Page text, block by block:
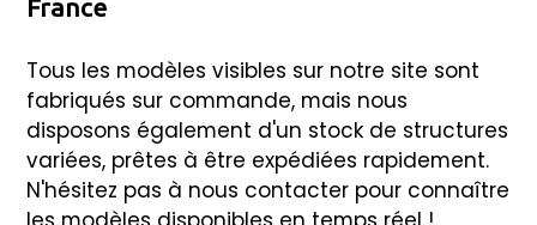
France
Tous les modèles visibles sur notre site sont
fabriqués sur commande, mais nous
disposons également d'un stock de structures
variées, prêtes à être expédiées rapidement.
N'hésitez pas à nous contacter pour connaître